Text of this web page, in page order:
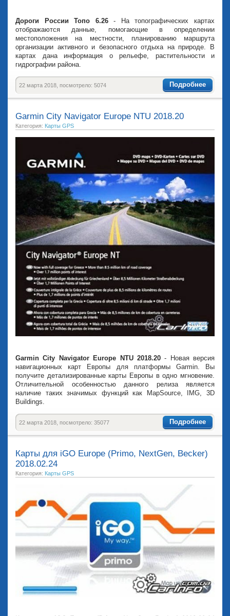
Дороги России Топо 6.26- На топографических картах
отображаются данные, помогающие в определении
местоположения на местности, планированию маршрута
организации активного и безопасного отдыха на природе. В
картах дана информация о рельефе, растительности и
гидрографии района.
Подробнее
22 марта 2018, посмотрело: 5074
Garmin City Navigator Europe NTU 2018.20
Категория: Карты GPS
Garmin City Navigator Europe NTU 2018.20- Новая версия
навигационных карт Европы для платформы Garmin. Вы
получите детализированные карты Европы в одно мгновение.
Отличительной особенностью данного релиза является
наличие таких значимых функций как MapSource, IMG, 3D
Buildings.
Подробнее
22 марта 2018, посмотрело: 35077
Карты для iGO Europe (Primo, NextGen, Becker)
2018.02.24
Категория: Карты GPS